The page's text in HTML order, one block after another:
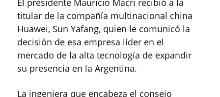
El presidente Mauricio Macri recibió a la
titular de la compañía multinacional china
Huawei, Sun Yafang, quien le comunicó la
decisión de esa empresa líder en el
mercado de la alta tecnología de expandir
su presencia en la Argentina.
La ingeniera que encabeza el consejo